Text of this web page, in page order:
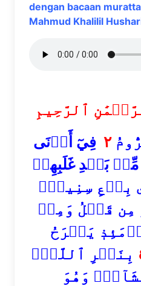
dengan bacaan
Mahmud Khalilil
ٱلرَّحِيمِ
٢ فِيٓ أَدۡنَى
بَعۡدِ غَلَبِهِمۡ
بِضۡعِ سِنِينَۗ
مِن قَبۡلُ وَمِنۢ
يَفۡرَحُ
بِنَصۡرِ ٱللَّهِۚ
وَهُوَ